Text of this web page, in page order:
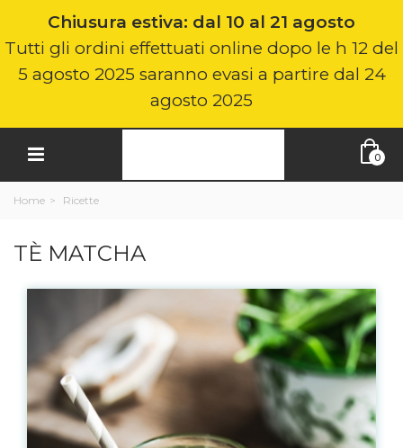
Chiusura estiva: dal 10 al 21 agosto
Tutti gli ordini effettuati online dopo le h 12 del
5 agosto 2025 saranno evasi a partire dal 24
agosto 2025
0
Home > Ricette
TÈ MATCHA